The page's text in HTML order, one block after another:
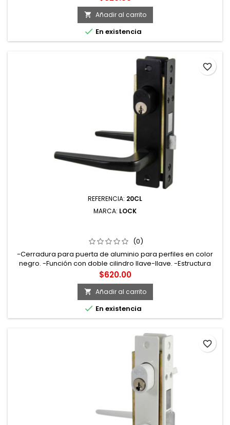
tropicalizado que proporciona una mayor resistencia a la
oxidación.
 Añadir al carrito
 En existencia
REFERENCIA: 20CL
MARCA: LOCK
(0)
-Cerradura para puerta de aluminio para perfiles en color
negro. -Función con doble cilindro llave-llave. -Estructura
interior metálica con tratamiento de tropicalizado que
proporciona una mayor resistencia a la oxidación.
Precio
$620.00
 Añadir al carrito
 En existencia
favorite_border
favorite_border